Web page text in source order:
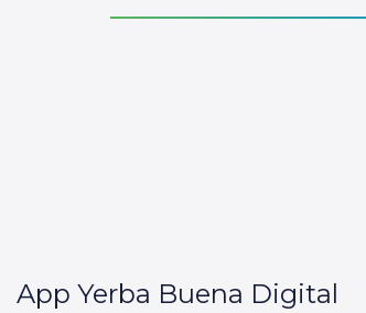
App Yerba Buena Digital